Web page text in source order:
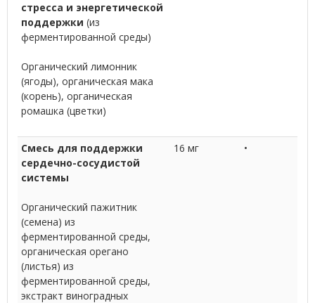
стресса и энергетической
поддержки (из
ферментированной среды)
Органический лимонник
(ягоды), органическая мака
(корень), органическая
ромашка (цветки)
Смесь для поддержки
сердечно-сосудистой
системы
Органический пажитник
(семена) из
ферментированной среды,
органическая орегано
(листья) из
ферментированной среды,
экстракт виноградных
16 мг •